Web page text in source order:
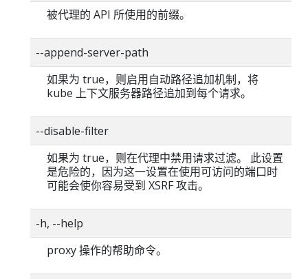
被代理的 API 所使用的前缀。
--append-server-path
如果为 true，则启用自动路径追加机制，将
kube 上下文服务器路径追加到每个请求。
--disable-filter
如果为 true，则在代理中禁用请求过滤。 此设置
是危险的，因为这一设置在使用可访问的端口时
可能会使你容易受到 XSRF 攻击。
-h, --help
proxy 操作的帮助命令。